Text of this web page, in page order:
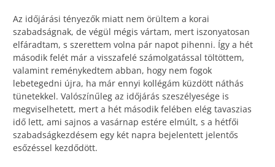
Az időjárási tényezők miatt nem örültem a korai
szabadságnak, de végül mégis vártam, mert iszonyatosan
elfáradtam, s szerettem volna pár napot pihenni. Így a hét
második felét már a visszafelé számolgatással töltöttem,
valamint reménykedtem abban, hogy nem fogok
lebetegedni újra, ha már ennyi kollégám küzdött náthás
tünetekkel. Valószínűleg az időjárás szeszélyesége is
megviselhetett, mert a hét második felében elég tavaszias
idő lett, ami sajnos a vasárnap estére elmúlt, s a hétfői
szabadságkezdésem egy két napra bejelentett jelentős
esőzéssel kezdődött.